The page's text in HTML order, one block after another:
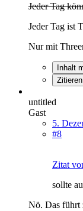
Jeder Tag
Jeder Tag ist
Nur mit
Inhalt
Zitieren
untitled
Gast
5.
#8
Zitat
sollte
Nö. Das führt